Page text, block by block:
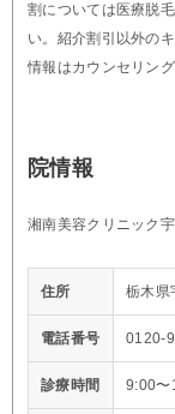
割については医療脱
い。紹介割引以外の
情報はカウンセリン
院情報
湘南美容クリニック
住所 栃木県
電話番号 0120-
診療時間 9:00〜